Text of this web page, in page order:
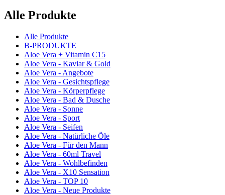
Alle Produkte
Alle Produkte
B-PRODUKTE
Aloe Vera + Vitamin C15
Aloe Vera - Kaviar & Gold
Aloe Vera - Angebote
Aloe Vera - Gesichtspflege
Aloe Vera - Körperpflege
Aloe Vera - Bad & Dusche
Aloe Vera - Sonne
Aloe Vera - Sport
Aloe Vera - Seifen
Aloe Vera - Natürliche Öle
Aloe Vera - Für den Mann
Aloe Vera - 60ml Travel
Aloe Vera - Wohlbefinden
Aloe Vera - X10 Sensation
Aloe Vera - TOP 10
Aloe Vera - Neue Produkte